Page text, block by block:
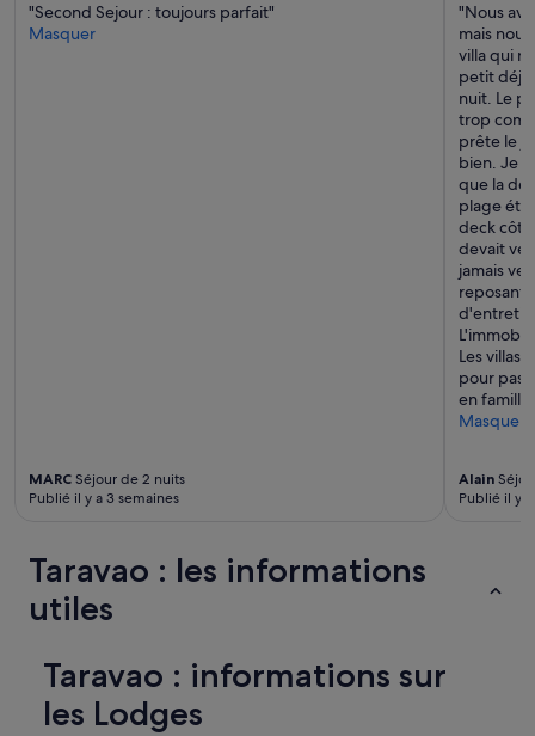
"Second Sejour : toujours parfait"
Masquer
MARC Séjour de 2 nuits
Publié il y a 3 semaines
"Nous
mais
villa qui
petit
nuit. Le
trop
prête le
bien. Je
que la
plage
deck
devait
jamais
reposant,
Les villas
pour
en
Masquer
Alain
Publié il y a
Taravao : les informations
utiles
Taravao : informations sur
les Lodges